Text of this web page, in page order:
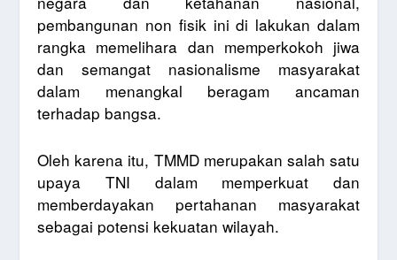
pembangunan non fisik ini di lakukan dalam
rangka memelihara dan memperkokoh jiwa
dan semangat nasionalisme masyarakat
dalam menangkal beragam ancaman
terhadap bangsa.
Oleh karena itu, TMMD merupakan salah satu
upaya TNI dalam memperkuat dan
memberdayakan pertahanan masyarakat
sebagai potensi kekuatan wilayah.